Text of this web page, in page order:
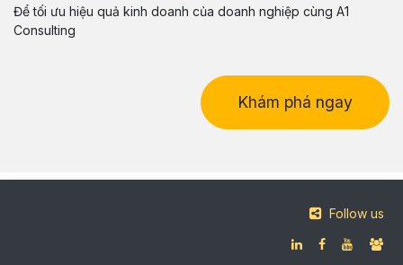
Để tối ưu hiệu quả kinh doanh của doanh nghiệp cùng A1
Consulting
Khám phá ngay
Follow us